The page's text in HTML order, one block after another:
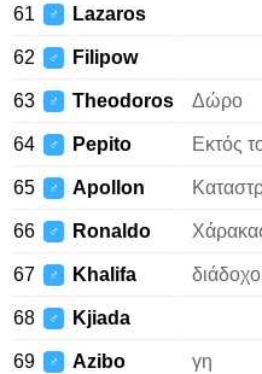
61 ♂ Lazaros
62 ♂ Filipow
63 ♂ Theodoros Δώρο
64 ♂ Pepito Εκτός
65 ♂ Apollon
66 ♂ Ronaldo
67 ♂ Khalifa
68 ♂ Kjiada
69 ♂ Azibo γη